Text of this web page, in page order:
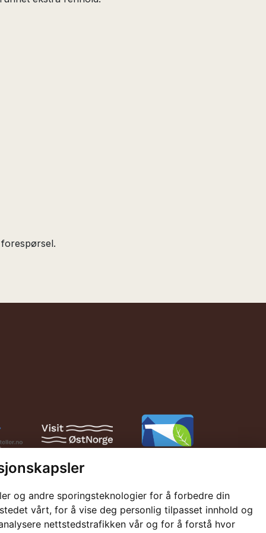
og andre sporingsteknologier for å forbedre din
vårt, for å vise deg personlig tilpasset innhold og
nettstedstrafikken vår og for å forstå hvor
Facebook Instagram Tripadvisor